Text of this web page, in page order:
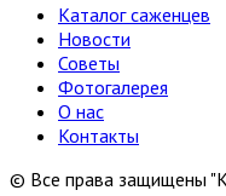
Каталог саженцев
Новости
Советы
Фотогалерея
О нас
Контакты
© Все права защищены